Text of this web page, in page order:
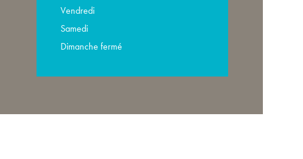
Vendredi
Samedi
Dimanche fermé